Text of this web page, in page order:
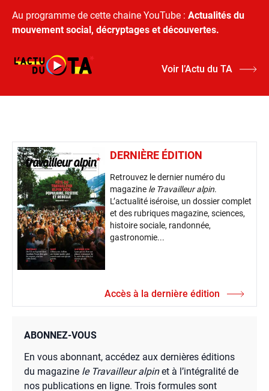
Au programme de cette chaine YouTube : Actualités du
mouvement social, décryptages et découvertes.
Voir l’Actu du TA
DERNIÈRE ÉDITION
Retrouvez le dernier numéro du
magazine le Travailleur alpin.
L’actualité iséroise, un dossier complet
et des rubriques magazine, sciences,
histoire sociale, randonnée,
gastronomie...
Accès à la dernière édition
ABONNEZ-VOUS
En vous abonnant, accédez aux dernières éditions
du magazine le Travailleur alpinet à l’intégralité de
nos publications en ligne. Trois formules sont